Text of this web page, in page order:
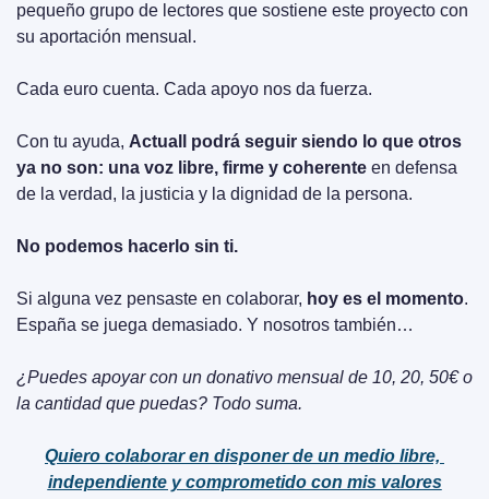
pequeño grupo de lectores que sostiene este proyecto con
su aportación mensual.
Cada euro cuenta. Cada apoyo nos da fuerza.
Con tu ayuda, Actuall podrá seguir siendo lo que otros
ya no son: una voz libre, firme y coherente en defensa
de la verdad, la justicia y la dignidad de la persona.
No podemos hacerlo sin ti.
Si alguna vez pensaste en colaborar, hoy es el momento.
España se juega demasiado. Y nosotros también…
¿Puedes apoyar con un donativo mensual de 10, 20, 50€ o
la cantidad que puedas? Todo suma.
Quiero colaborar en disponer de un medio libre,
independiente y comprometido con mis valores